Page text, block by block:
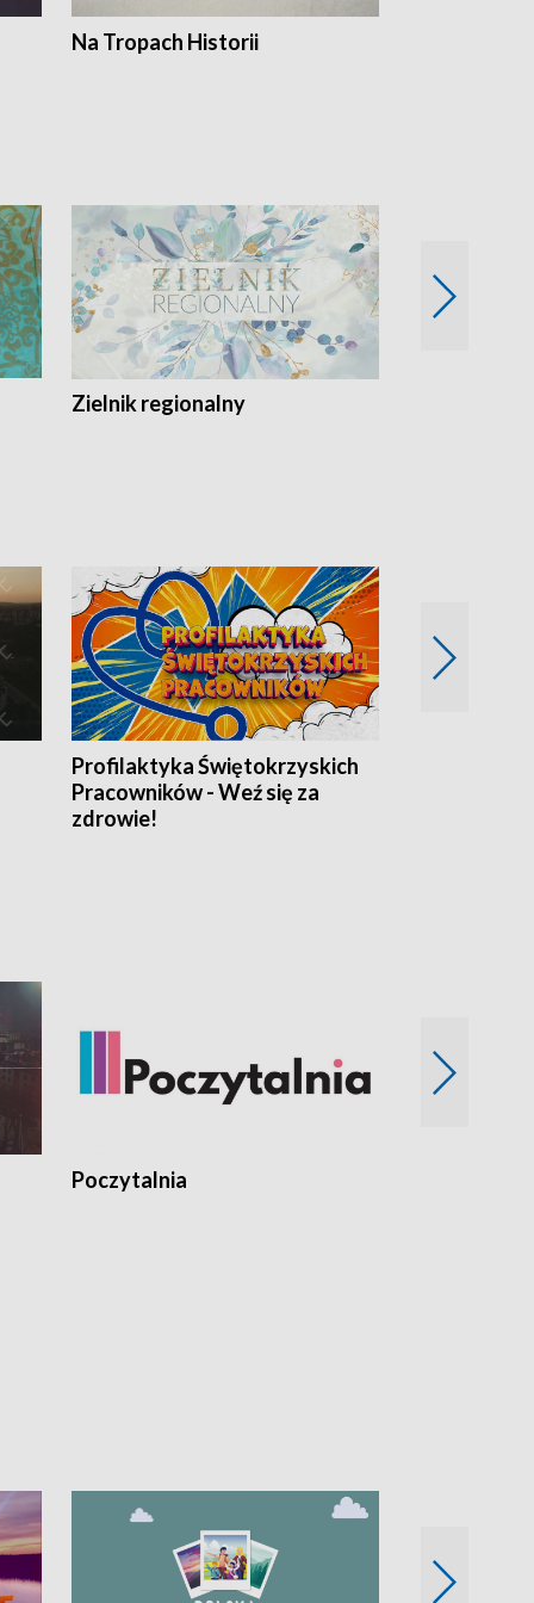
Na Tropach Historii
Zielnik regionalny
Profilaktyka Świętokrzyskich
Pracowników - Weź się za
zdrowie!
Poczytalnia